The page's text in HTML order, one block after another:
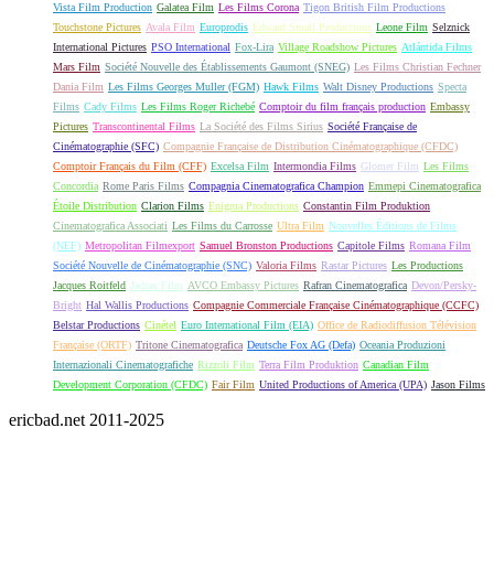
Vista Film Production Galatea Film Les Films Corona Tigon British Film Productions
Touchstone Pictures Avala Film Europrodis Edward Small Productions Leone Film Selznick
International Pictures PSO International Fox-Lira Village Roadshow Pictures Atlántida Films
Mars Film Société Nouvelle des Établissements Gaumont (SNEG) Les Films Christian Fechner
Dania Film Les Films Georges Muller (FGM) Hawk Films Walt Disney Productions Specta
Films Cady Films Les Films Roger Richebé Comptoir du film français production Embassy
Pictures Transcontinental Films La Société des Films Sirius Société Française de
Cinématographie (SFC) Compagnie Française de Distribution Cinématographique (CFDC)
Comptoir Français du Film (CFF) Excelsa Film Intermondia Films Glomer Film Les Films
Concordia Rome Paris Films Compagnia Cinematografica Champion Emmepi Cinematografica
Étoile Distribution Clarion Films Enigma Productions Constantin Film Produktion
Cinematografica Associati Les Films du Carrosse Ultra Film Nouvelles Éditions de Films
(NEF) Metropolitan Filmexport Samuel Bronston Productions Capitole Films Romana Film
Société Nouvelle de Cinématographie (SNC) Valoria Films Rastar Pictures Les Productions
Jacques Roitfeld Jadran Film AVCO Embassy Pictures Rafran Cinematografica Devon/Persky-
Bright Hal Wallis Productions Compagnie Commerciale Française Cinématographique (CCFC)
Belstar Productions Cinétel Euro International Film (EIA) Office de Radiodiffusion Télévision
Française (ORTF) Tritone Cinematografica Deutsche Fox AG (Defa) Oceania Produzioni
Internazionali Cinematografiche Rizzoli Film Terra Film Produktion Canadian Film
Development Corporation (CFDC) Fair Film United Productions of America (UPA) Jason Films
ericbad.net 2011-2025